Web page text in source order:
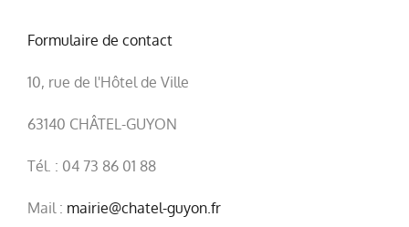
Formulaire de contact
10, rue de l'Hôtel de Ville
63140 CHÂTEL-GUYON
Tél. : 04 73 86 01 88
Mail : mairie@chatel-guyon.fr